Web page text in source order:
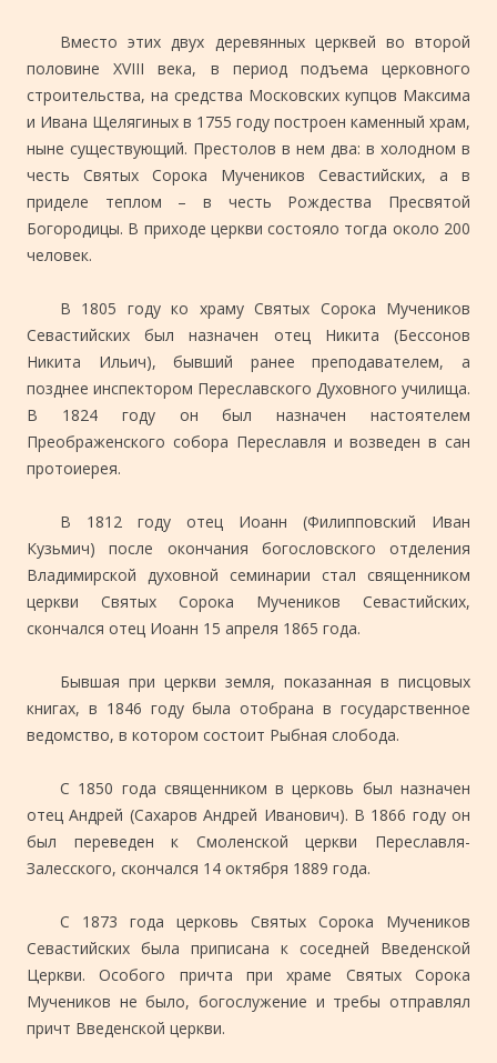
Вместо этих двух деревянных церквей во второй
половине XVIII века, в период подъема церковного
строительства, на средства Московских купцов Максима
и Ивана Щелягиных в 1755 году построен каменный храм,
ныне существующий. Престолов в нем два: в холодном в
честь Святых Сорока Мучеников Севастийских, а в
приделе теплом – в честь Рождества Пресвятой
Богородицы. В приходе церкви состояло тогда около 200
человек.
В 1805 году ко храму Святых Сорока Мучеников
Севастийских был назначен отец Никита (Бессонов
Никита Ильич), бывший ранее преподавателем, а
позднее инспектором Переславского Духовного училища.
В 1824 году он был назначен настоятелем
Преображенского собора Переславля и возведен в сан
протоиерея.
В 1812 году отец Иоанн (Филипповский Иван
Кузьмич) после окончания богословского отделения
Владимирской духовной семинарии стал священником
церкви Святых Сорока Мучеников Севастийских,
скончался отец Иоанн 15 апреля 1865 года.
Бывшая при церкви земля, показанная в писцовых
книгах, в 1846 году была отобрана в государственное
ведомство, в котором состоит Рыбная слобода.
С 1850 года священником в церковь был назначен
отец Андрей (Сахаров Андрей Иванович). В 1866 году он
был переведен к Смоленской церкви Переславля-
Залесского, скончался 14 октября 1889 года.
С 1873 года церковь Святых Сорока Мучеников
Севастийских была приписана к соседней Введенской
Церкви. Особого причта при храме Святых Сорока
Мучеников не было, богослужение и требы отправлял
причт Введенской церкви.